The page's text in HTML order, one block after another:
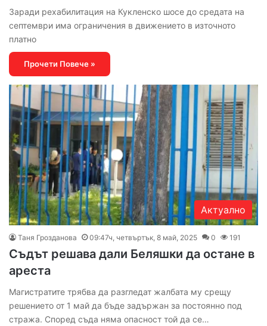
Заради рехабилитация на Кукленско шосе до средата на
септември има ограничения в движението в източното
платно
Прочети Повече »
Актуално
Таня Грозданова 09:47ч, четвъртък, 8 май, 2025 0 191
Съдът решава дали Беляшки да остане в
ареста
Магистратите трябва да разгледат жалбата му срещу
решението от 1 май да бъде задържан за постоянно под
стража. Според съда няма опасност той да се…